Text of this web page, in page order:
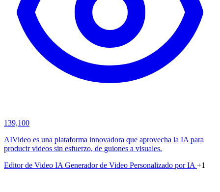
139,100
AIVideo es una plataforma innovadora que aprovecha la IA para
producir videos sin esfuerzo, de guiones a visuales.
Editor de Video IA Generador de Video Personalizado por IA +1